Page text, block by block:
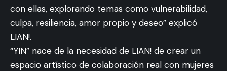
con ellas, explorando temas como vulnerabilidad,
culpa, resiliencia, amor propio y deseo” explicó
LIAN!.
“YIN” nace de la necesidad de LIAN! de crear un
espacio artístico de colaboración real con mujeres